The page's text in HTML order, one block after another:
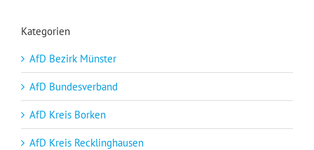
Kategorien
AfD Bezirk Münster
AfD Bundesverband
AfD Kreis Borken
AfD Kreis Recklinghausen